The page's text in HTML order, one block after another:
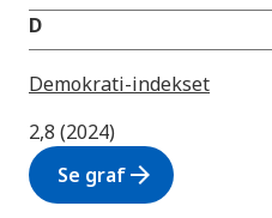
D
Demokrati-indekset
2,8 (2024)
Se grafarrow_forward